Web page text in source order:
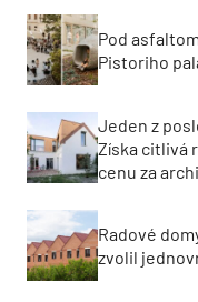
Pod
Pistoriho
Jeden z
Získa citlivá
cenu za
Radové
zvolil